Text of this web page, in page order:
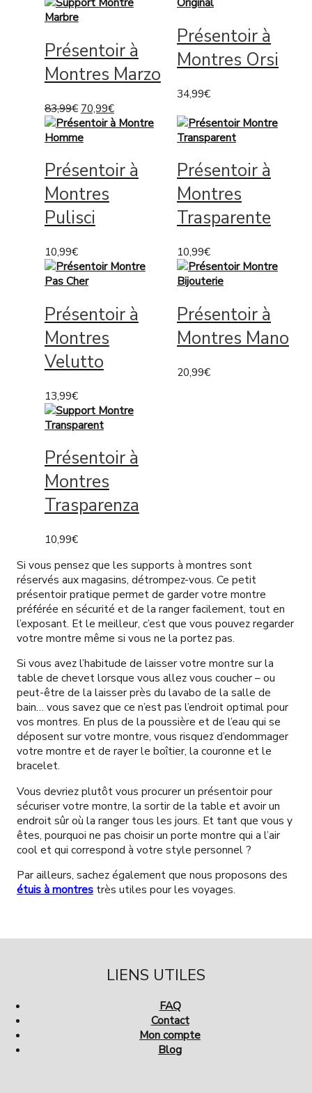
Présentoir à
Montres Marzo
83,99€ 70,99€
Présentoir à
Montres Orsi
34,99€
Présentoir à
Montres
Pulisci
10,99€
Présentoir à
Montres
Trasparente
10,99€
Présentoir à
Montres
Velutto
13,99€
Présentoir à
Montres Mano
20,99€
Présentoir à
Montres
Trasparenza
10,99€
Si vous pensez que les supports à montres sont
réservés aux magasins, détrompez-vous. Ce petit
présentoir pratique permet de garder votre montre
préférée en sécurité et de la ranger facilement, tout en
l’exposant. Et le meilleur, c’est que vous pouvez regarder
votre montre même si vous ne la portez pas.
Si vous avez l’habitude de laisser votre montre sur la
table de chevet lorsque vous allez vous coucher – ou
peut-être de la laisser près du lavabo de la salle de
bain… vous savez que ce n’est pas l’endroit optimal pour
vos montres. En plus de la poussière et de l’eau qui se
déposent sur votre montre, vous risquez d’endommager
votre montre et de rayer le boîtier, la couronne et le
bracelet.
Vous devriez plutôt vous procurer un présentoir pour
sécuriser votre montre, la sortir de la table et avoir un
endroit sûr où la ranger tous les jours. Et tant que vous y
êtes, pourquoi ne pas choisir un porte montre qui a l’air
cool et qui correspond à votre style personnel ?
Par ailleurs, sachez également que nous proposons des
étuis à montrestrès utiles pour les voyages.
LIENS UTILES
FAQ
Contact
Mon compte
Blog